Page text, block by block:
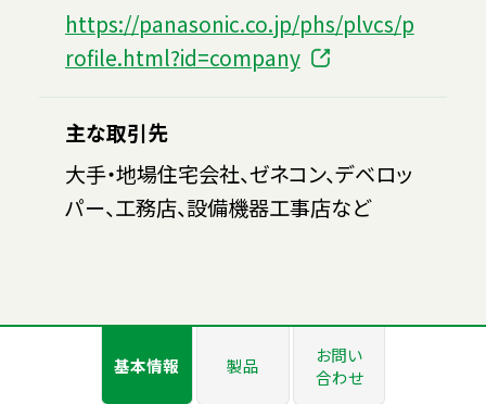
https://panasonic.co.jp/phs/plvcs/p
rofile.html?id=company
主な取引先
大手・地場住宅会社、ゼネコン、デベロッ
パー、工務店、設備機器工事店など
基本情報 製品
お問い
合わせ